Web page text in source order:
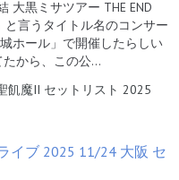
大黒ミサツアー THE END
と言うタイトル名のコンサー
ホール」で開催したらしい
たから、この公…
飢魔II セットリスト 2025